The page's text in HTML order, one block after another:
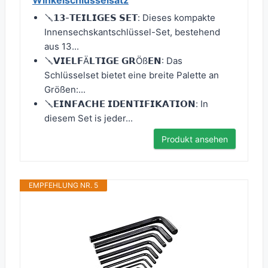
🪛𝟭𝟯-𝗧𝗘𝗜𝗟𝗜𝗚𝗘𝗦 𝗦𝗘𝗧: Dieses kompakte
Innensechskantschlüssel-Set, bestehend
aus 13...
🪛𝗩𝗜𝗘𝗟𝗙Ä𝗟𝗧𝗜𝗚𝗘 𝗚𝗥Öß𝗘𝗡: Das
Schlüsselset bietet eine breite Palette an
Größen:...
🪛𝗘𝗜𝗡𝗙𝗔𝗖𝗛𝗘 𝗜𝗗𝗘𝗡𝗧𝗜𝗙𝗜𝗞𝗔𝗧𝗜𝗢𝗡: In
diesem Set is jeder...
Produkt ansehen
EMPFEHLUNG NR. 5